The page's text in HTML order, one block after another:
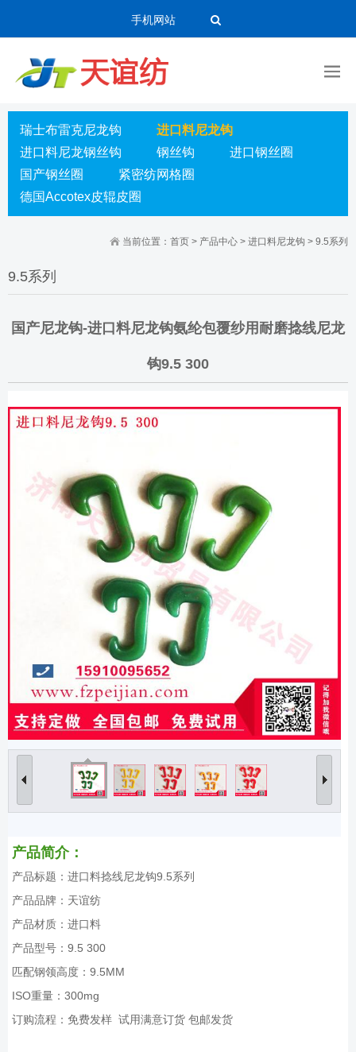
手机网站
瑞士布雷克尼龙钩
进口料尼龙钩
进口料尼龙钢丝钩
钢丝钩
进口钢丝圈
国产钢丝圈
紧密纺网格圈
德国Accotex皮辊皮圈
当前位置： 首页 > 产品中心 > 进口料尼龙钩 > 9.5系列
9.5系列
国产尼龙钩-进口料尼龙钩氨纶包覆纱用耐磨捻线尼龙
钩9.5 300
产品简介：
产品标题：进口料捻线尼龙钩9.5系列
产品品牌：天谊纺
产品材质：进口料
产品型号：9.5 300
匹配钢领高度：9.5MM
ISO重量：300mg
订购流程：免费发样 试用满意订货 包邮发货